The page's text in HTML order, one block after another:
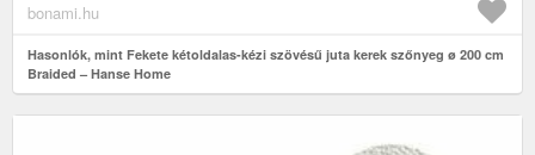
bonami.hu
Hasonlók, mint Fekete kétoldalas-kézi szövésű juta kerek szőnyeg ø 200 cm
Braided – Hanse Home